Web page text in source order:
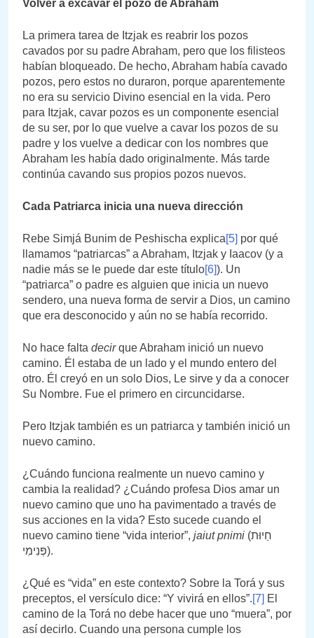
Volver a excavar el pozo de Abraham
La primera tarea de Itzjak es reabrir los pozos
cavados por su padre Abraham, pero que los filisteos
habían bloqueado. De hecho, Abraham había cavado
pozos, pero estos no duraron, porque aparentemente
no era su servicio Divino esencial en la vida. Pero
para Itzjak, cavar pozos es un componente esencial
de su ser, por lo que vuelve a cavar los pozos de su
padre y los vuelve a dedicar con los nombres que
Abraham les había dado originalmente. Más tarde
continúa cavando sus propios pozos nuevos.
Cada Patriarca inicia una nueva dirección
Rebe Simjá Bunim de Peshischa explica[5] por qué
llamamos “patriarcas” a Abraham, Itzjak y Iaacov (y a
nadie más se le puede dar este título[6]). Un
“patriarca” o padre es alguien que inicia un nuevo
sendero, una nueva forma de servir a Dios, un camino
que era desconocido y aún no se había recorrido.
No hace falta decirque Abraham inició un nuevo
camino. Él estaba de un lado y el mundo entero del
otro. Él creyó en un solo Dios, Le sirve y da a conocer
Su Nombre. Fue el primero en circuncidarse.
Pero Itzjak también es un patriarca y también inició un
nuevo camino.
¿Cuándo funciona realmente un nuevo camino y
cambia la realidad? ¿Cuándo profesa Dios amar un
nuevo camino que uno ha pavimentado a través de
sus acciones en la vida? Esto sucede cuando el
nuevo camino tiene “vida interior”, jaiut pnimi (חַיוּת
פְּנִימִי).
¿Qué es “vida” en este contexto? Sobre la Torá y sus
preceptos, el versículo dice: “Y vivirá en ellos”.[7] El
camino de la Torá no debe hacer que uno “muera”, por
así decirlo. Cuando una persona cumple los